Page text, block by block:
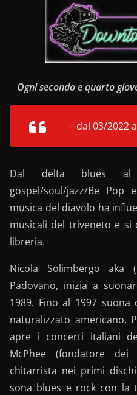
Ogni secondo e quarto
– dal 03/2022
Dal delta blues al
gospel/soul/jazz/Be
musica del diavolo ha
musicali del triveneto e si
libreria.
Nicola Solimbergo aka
Padovano, inizia a
1989. Fino al 1997
naturalizzato americano,
apre i concerti italiani
McPhee (fondatore
chitarrista nei primi
sona blues e rock con la